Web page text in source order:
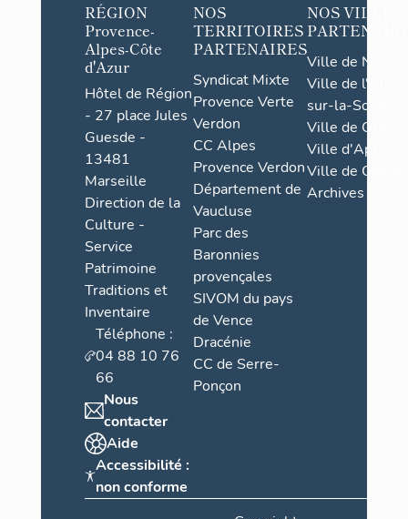
RÉGION
Provence-
Alpes-Côte
d'Azur
Hôtel de Région
- 27 place Jules
Guesde -
13481
Marseille
Direction de la
Culture -
Service
Patrimoine
Traditions et
Inventaire
Téléphone :
04 88 10 76
66
Nous
contacter
Aide
Accessibilité :
non conforme
NOS
TERRITOIRES
PARTENAIRES
Syndicat Mixte
Provence Verte
Verdon
CC Alpes
Provence Verdon
Département de
Vaucluse
Parc des
Baronnies
provençales
SIVOM du pays
de Vence
Dracénie
CC de Serre-
Ponçon
NOS VILLES
Ville de Nice
Ville de l'Isle-
sur-la-Sorgue
Ville de Grasse
Ville d'Apt
Ville de
Archives